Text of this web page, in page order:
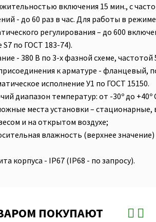
включения 15 мин., с
- до 60 раз в час. Для работы в режиме
регулирования – до 600
по ГОСТ 183-74).
- 380 В по 3-х фазной схеме, частотой
к арматуре - фланцевый,
исполнение У1 по ГОСТ 15150.
диапазон температур: от -30º до +40º
места установки –
и на открытом воздухе;
влажность (верхнее значение)
корпуса - IP67 (IP68 - по запросу).
ПОКУПАЮТ